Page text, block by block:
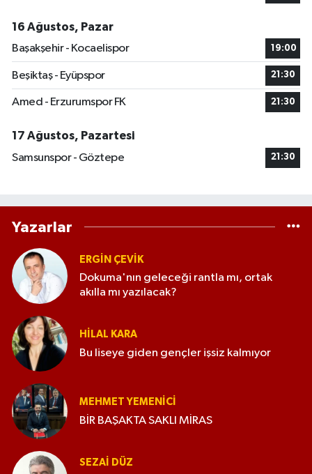
16 Ağustos, Pazar
Başakşehir - Kocaelispor
19:00
Beşiktaş - Eyüpspor 21:30
Amed - Erzurumspor FK 21:30
17 Ağustos, Pazartesi
Samsunspor - Göztepe
21:30
Yazarlar
ERGIN ÇEVİK
Dokuma'nın geleceği rantla mı, ortak
akılla mı yazılacak?
HILAL KARA
Bu liseye giden gençler işsiz kalmıyor
MEHMET YEMENICI
BİR BAŞAKTA SAKLI MİRAS
SEZAI DÜZ